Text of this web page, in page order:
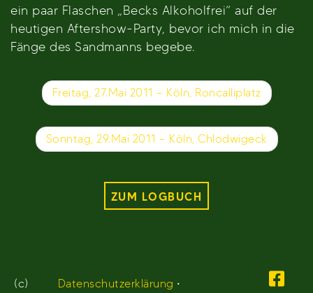
ein paar Flaschen „Becks Alkoholfrei“ auf der
heutigen Aftershow-Party, bevor ich mich in die
Fänge des Sandmanns begebe.
Beitragsnavigation
Freitag, 27.Mai 2011 – Köln, Roncalliplatz
Sonntag, 29.Mai 2011 – Köln, Chlodwigeck
ZUM LOGBUCH
(c)
Datenschutzerklärung •